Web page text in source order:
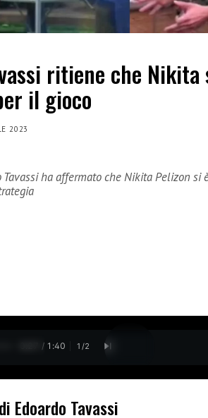
ritiene che
il gioco
2023
ha affermato che Nikita Pelizon si
0:28 / 1:40 1 /2
Edoardo Tavassi